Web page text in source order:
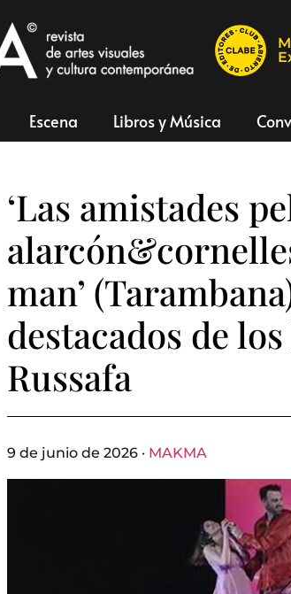
Escena Libros y Música
‘Las amistades
man’
destacados de
Russafa
9 de junio de 2026 · MAKMA